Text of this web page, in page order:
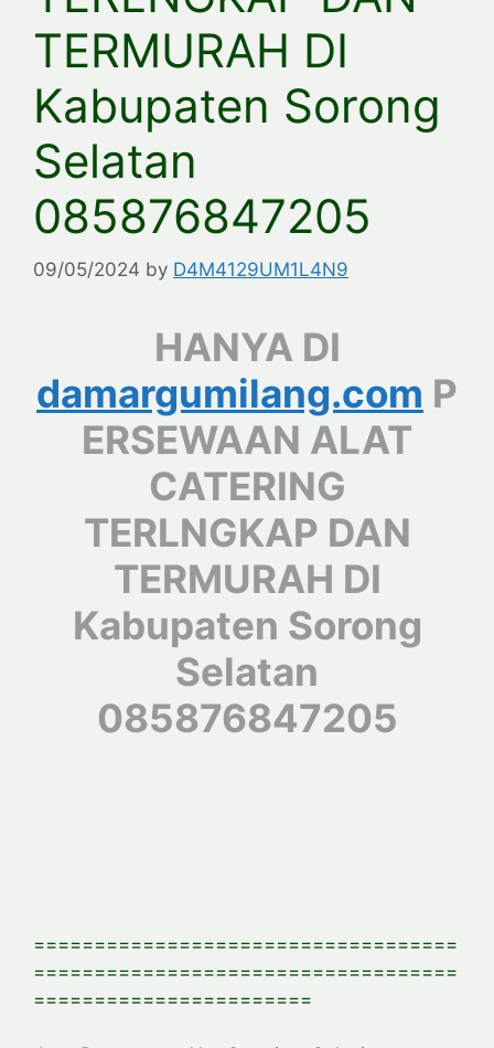
TERMURAH DI
Kabupaten Sorong
Selatan
085876847205
09/05/2024 by D4M4129UM1L4N9
HANYA DI
damargumilang.com P
ERSEWAAN ALAT
CATERING
TERLNGKAP DAN
TERMURAH DI
Kabupaten Sorong
Selatan
085876847205
===================================
===================================
=======================